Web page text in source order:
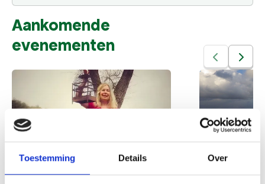
Toestemming Details Over
Aankomende
evenementen